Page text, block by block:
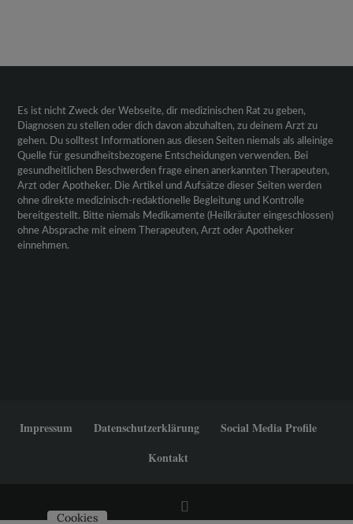
Es ist nicht Zweck der Webseite, dir medizinischen Rat zu geben,
Diagnosen zu stellen oder dich davon abzuhalten, zu deinem Arzt zu
gehen. Du solltest Informationen aus diesen Seiten niemals als alleinige
Quelle für gesundheitsbezogene Entscheidungen verwenden. Bei
gesundheitlichen Beschwerden frage einen anerkannten Therapeuten,
Arzt oder Apotheker. Die Artikel und Aufsätze dieser Seiten werden
ohne direkte medizinisch-redaktionelle Begleitung und Kontrolle
bereitgestellt. Bitte niemals Medikamente (Heilkräuter eingeschlossen)
ohne Absprache mit einem Therapeuten, Arzt oder Apotheker
einnehmen.
Impressum Datenschutzerklärung
Social Media Profile
Kontakt
Cookies